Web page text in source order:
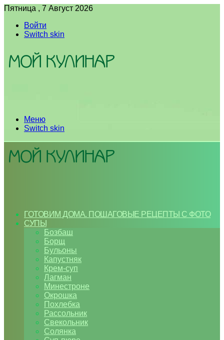
Пятница , 7 Август 2026
Войти
Switch skin
Меню
Switch skin
ГОТОВИМ ДОМА. ПОШАГОВЫЕ РЕЦЕПТЫ С ФОТО
СУПЫ
Бозбаш
Борщ
Бульоны
Капустняк
Крем-суп
Лагман
Минестроне
Окрошка
Похлебка
Рассольник
Свекольник
Солянка